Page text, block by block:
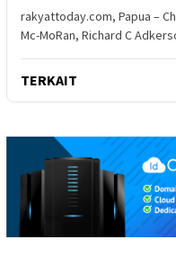
rakyattoday.com, Papua –
Mc-MoRan, Richard C
TERKAIT